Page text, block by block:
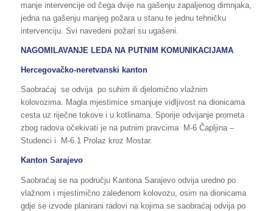
manje intervencije od čega dvije na gašenju zapaljenog dimnjaka,
jedna na gašenju manjeg požara u stanu te jednu tehničku
intervenciju. Svi navedeni požari su ugašeni.
NAGOMILAVANJE LEDA NA PUTNIM KOMUNIKACIJAMA
Hercegovačko-neretvanski kanton
Saobraćaj se odvija po suhim ili djelomično vlažnim
kolovozima. Magla mjestimice smanjuje vidljivost na dionicama
cesta uz riječne tokove i u kotlinama. Sporije odvijanje prometa
zbog radova očekivati je na putnim pravcima M-6 Čapljina –
Studenci i M-6.1 Prolaz kroz Mostar.
Kanton Sarajevo
Saobraćaj se na području Kantona Sarajevo odvija uredno po
vlažnom i mjestimično zaleđenom kolovozu, osim na dionicama
gdje se izvode planirani radovi na kojima se saobraćaj odvija po